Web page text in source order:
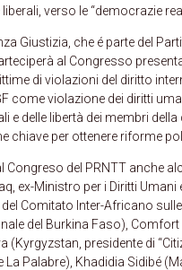
verso le “democrazie
Giustizia, che é parte del
al Congresso
di violazioni del diritto
come violazione dei diritti
e delle libertà dei membri
chiave per ottenere riforme
Congreso del PRNTT anche
ex-Ministro per i Diritti
Comitato Inter-Africano
del Burkina Faso),
(Kyrgyzstan, presidente di
La Palabre), Khadidia Sidibé